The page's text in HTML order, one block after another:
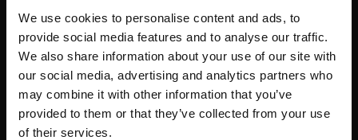
We use cookies to personalise content and ads, to
provide social media features and to analyse our traffic.
We also share information about your use of our site with
our social media, advertising and analytics partners who
may combine it with other information that you’ve
provided to them or that they’ve collected from your use
of their services.
Scalable Hosting Solutions OÜ
Tescil kodu: 14652605
KDV numarası: EE102133820
Adres: Harju maakond, Tallinn, Kesklinna linnaosa,
Vesivärava tn 50-201, 10152